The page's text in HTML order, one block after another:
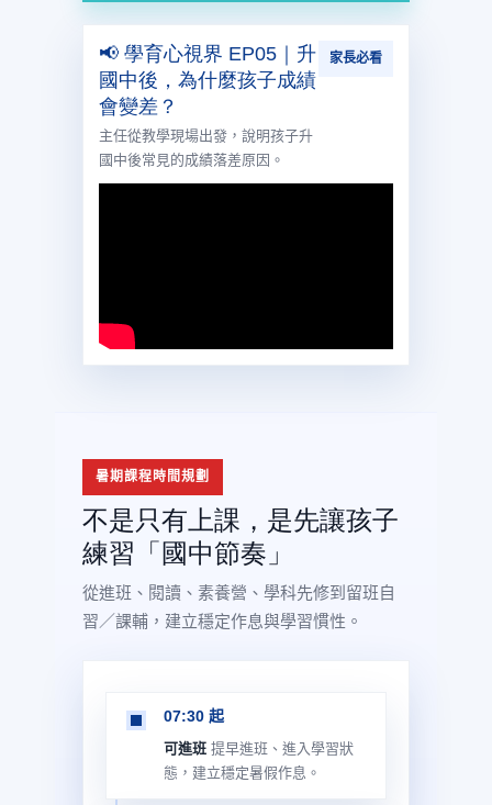
📢 學育心視界 EP05｜升
國中後，為什麼孩子成績
會變差？
主任從教學現場出發，說明孩子升
國中後常見的成績落差原因。
家長必看
暑期課程時間規劃
不是只有上課，是先讓孩子
練習「國中節奏」
從進班、閱讀、素養營、學科先修到留班自
習／課輔，建立穩定作息與學習慣性。
07:30 起
可進班 提早進班、進入學習狀
態，建立穩定暑假作息。